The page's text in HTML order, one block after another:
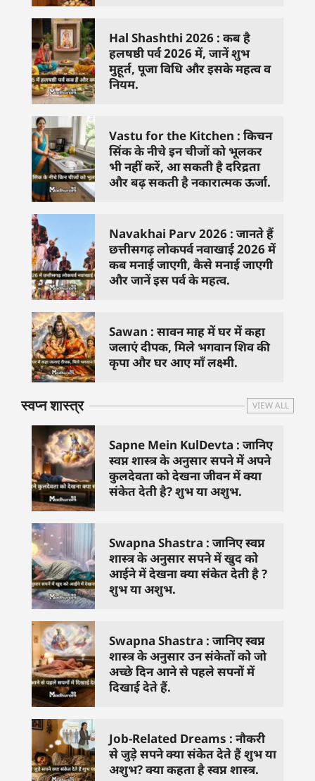
Hal Shashthi 2026 : कब है
हलषष्ठी पर्व 2026 में, जानें शुभ
मुहूर्त, पूजा विधि और इसके महत्व व
नियम.
Vastu for the Kitchen : किचन
सिंक के नीचे इन चीजों को भूलकर
भी नहीं करें, आ सकती है दरिद्रता
और बढ़ सकती है नकारात्मक ऊर्जा.
Navakhai Parv 2026 : जानते हैं
छत्तीसगढ़ लोकपर्व नवाखाई 2026 में
कब मनाई जाएगी, कैसे मनाई जाएगी
और जानें इस पर्व के महत्व.
Sawan : सावन माह में घर में कहा
जलाएं दीपक, मिले भगवान शिव की
कृपा और घर आए माँ लक्ष्मी.
स्वप्न शास्त्र VIEW ALL
Sapne Mein KulDevta : जानिए
स्वप्न शास्त्र के अनुसार सपने में अपने
कुलदेवता को देखना जीवन में क्या
संकेत देती है? शुभ या अशुभ.
Swapna Shastra : जानिए स्वप्न
शास्त्र के अनुसार सपने में खुद को
आईने में देखना क्या संकेत देती है ?
शुभ या अशुभ.
Swapna Shastra : जानिए स्वप्न
शास्त्र के अनुसार उन संकेतों को जो
अच्छे दिन आने से पहले सपनों में
दिखाई देते हैं.
Job-Related Dreams : नौकरी
से जुड़े सपने क्या संकेत देते हैं शुभ या
अशुभ? क्या कहता है स्वप्न शास्त्र.